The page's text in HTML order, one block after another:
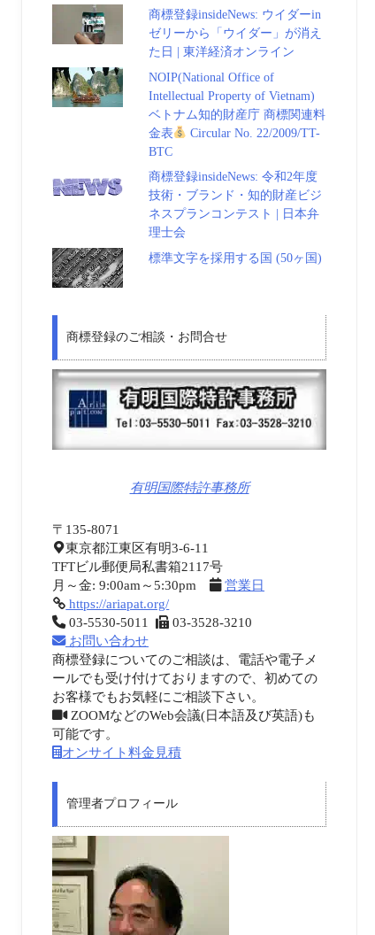
商標登録insideNews: ウイダーin
ゼリーから「ウイダー」が消え
た日 | 東洋経済オンライン
NOIP(National Office of
Intellectual Property of Vietnam)
ベトナム知的財産庁 商標関連料
金表
Circular No. 22/2009/TT-
BTC
商標登録insideNews: 令和2年度
技術・ブランド・知的財産ビジ
ネスプランコンテスト | 日本弁
理士会
標準文字を採用する国 (50ヶ国)
商標登録のご相談・お問合せ
有明国際特許事務所
〒135-8071
東京都江東区有明3-6-11
TFTビル郵便局私書箱2117号
月～金: 9:00am～5:30pm
営業日
https://ariapat.org/
03-5530-5011
03-3528-3210
お問い合わせ
商標登録についてのご相談は、電話や電子メ
ールでも受け付けておりますので、初めての
お客様でもお気軽にご相談下さい。
ZOOMなどのWeb会議(日本語及び英語)も
可能です。
オンサイト料金見積
管理者プロフィール